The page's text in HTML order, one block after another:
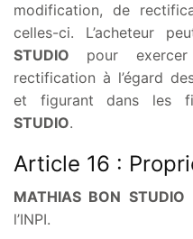
modification, de
celles-ci. L’acheteur
STUDIO pour
rectification à l’égard
et figurant dans les
STUDIO.
Article 16 :
MATHIAS BON STUDIO
l’INPI.